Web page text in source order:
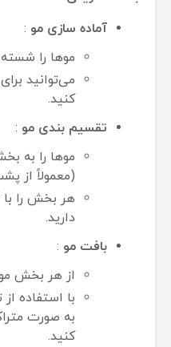
آماده سازی مو :
موها را
می‌توانید
کنید.
تقسیم بندی مو :
موها را به
(معمولاً از
هر بخش را
دارید.
بافت مو :
از هر بخش
با استفاده
به صورت
کنید.